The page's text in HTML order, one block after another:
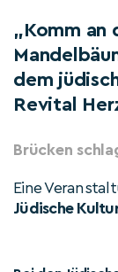
„Komm an
dem
Revital
Brücken
Eine
Jüdische